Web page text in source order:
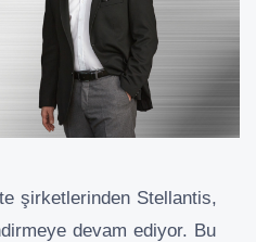
şirketlerinden Stellantis,
devam ediyor. Bu